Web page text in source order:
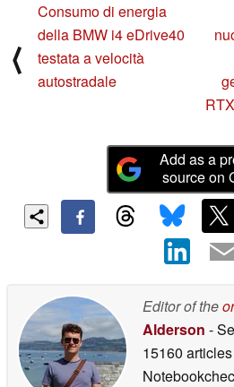
⟨
Consumo di energia
della BMW i4 eDrive40
testata a velocità
autostradale
Add as a
source on
Editor of the
Alderson -
15160